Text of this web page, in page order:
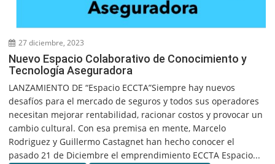
27 diciembre, 2023
Nuevo Espacio Colaborativo de Conocimiento y
Tecnología Aseguradora
LANZAMIENTO DE “Espacio ECCTA”Siempre hay nuevos
desafíos para el mercado de seguros y todos sus operadores
necesitan mejorar rentabilidad, racionar costos y provocar un
cambio cultural. Con esa premisa en mente, Marcelo
Rodriguez y Guillermo Castagnet han hecho conocer el
pasado 21 de Diciembre el emprendimiento ECCTA Espacio...